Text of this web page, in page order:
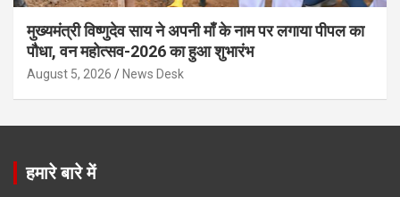
मुख्यमंत्री विष्णुदेव साय ने अपनी माँ के नाम पर लगाया पीपल का
पौधा, वन महोत्सव-2026 का हुआ शुभारंभ
August 5, 2026 News Desk
हमारे बारे में